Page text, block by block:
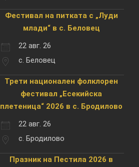
Фестивал на питката с „Луди
млади“ в с. Беловец
22 авг. 26
с. Беловец
Трети национален фолклорен
фестивал „Есекийска
плетеница“ 2026 в с. Бродилово
22 авг. 26
с. Бродилово
Празник на Пестила 2026 в